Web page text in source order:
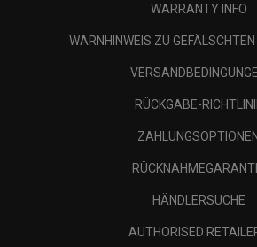
WARRANTY INFO
WARNHINWEIS ZU
RÜCKGABE-
ZAHLUNGSOPTIONEN
HÄNDLERSUCHE
AUTHORISED